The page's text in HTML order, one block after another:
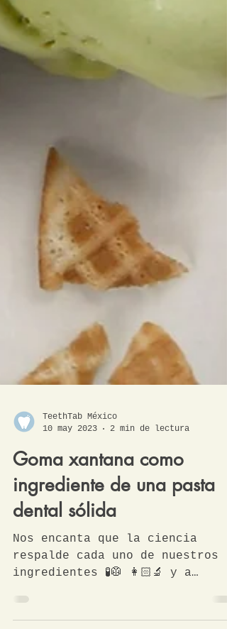
10 may 2023
2 min de lectura
Goma xantana como
ingrediente de una pasta
dental sólida
Nos encanta que la ciencia
continuación te hablamos de uno